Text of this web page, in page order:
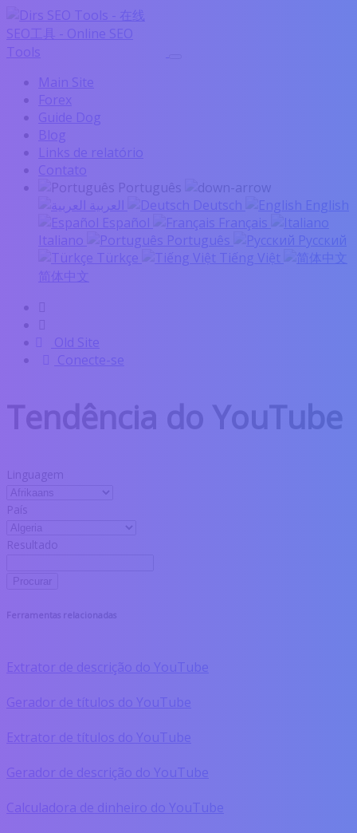
Main Site
Forex
Guide Dog
Blog
Links de relatório
Contato
Português
Deutsch
English
Español
Français
Italiano
Português
Русский
Türkçe
Tiếng Việt
简体中文
Old Site
Conecte-se
Tendência do YouTube
Linguagem
País
Resultado
Procurar
Ferramentas relacionadas
Extrator de descrição do YouTube
Gerador de títulos do YouTube
Extrator de títulos do YouTube
Gerador de descrição do YouTube
Calculadora de dinheiro do YouTube